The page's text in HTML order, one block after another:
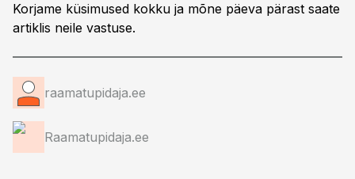
Korjame küsimused kokku ja mõne päeva pärast saate
artiklis neile vastuse.
raamatupidaja.ee
Raamatupidaja.ee